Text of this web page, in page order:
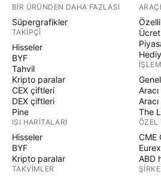
BIR ÜRÜNDEN DAHA FAZLASI
Süpergrafikler
TAKIPÇI
Hisseler
BYF
Tahvil
Kripto paralar
CEX çiftleri
DEX çiftleri
Pine
ISI HARITALARI
Hisseler
BYF
Kripto paralar
TAKVIMLER
İŞLEM
The
ÖZEL
CME
ABD